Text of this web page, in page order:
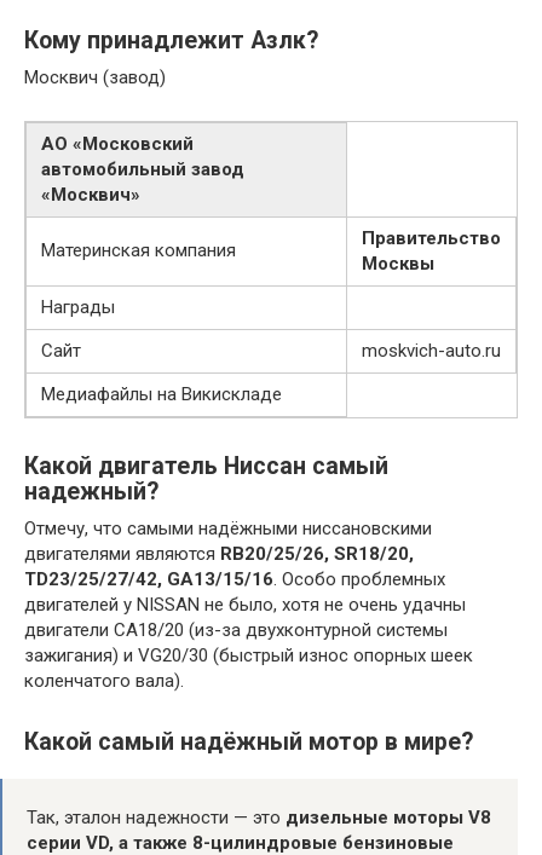
Кому принадлежит Азлк?
Москвич (завод)
АО «Московский
автомобильный завод
«Москвич»
Материнская компания
Правительство
Москвы
Награды
Сайт
moskvich-auto.ru
Медиафайлы на Викискладе
Какой двигатель Ниссан самый
надежный?
Отмечу, что самыми надёжными ниссановскими
двигателями являются RB20/25/26, SR18/20,
TD23/25/27/42, GA13/15/16. Особо проблемных
двигателей у NISSAN не было, хотя не очень удачны
двигатели CA18/20 (из-за двухконтурной системы
зажигания) и VG20/30 (быстрый износ опорных шеек
коленчатого вала).
Какой самый надёжный мотор в мире?
Так, эталон надежности — это дизельные моторы V8
серии VD, а также 8-цилиндровые бензиновые